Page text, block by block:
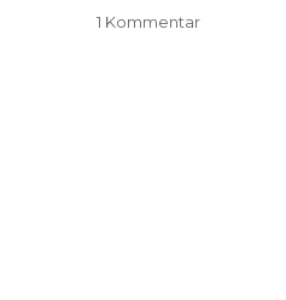
1 Kommentarzu